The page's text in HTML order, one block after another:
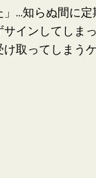
…知らぬ間に定
インしてしまっ
取ってしまう